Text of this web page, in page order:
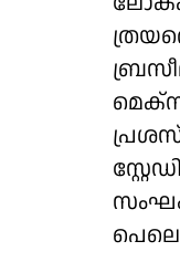
പെലെ